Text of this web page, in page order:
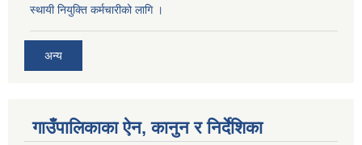
स्थायी नियुक्ति कर्मचारीको लागि ।
अन्य
गाउँपालिकाका ऐन, कानुन र निर्देशिका